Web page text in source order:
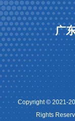
广
Copyright © 2021-
Rights